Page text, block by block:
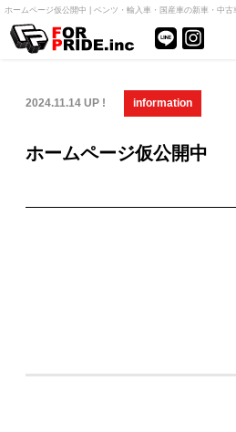
ホームページ仮公開中 | ベンツ・輸入車・国産車の新車・中
2024.11.14 UP ! information
ホームページ仮公開中